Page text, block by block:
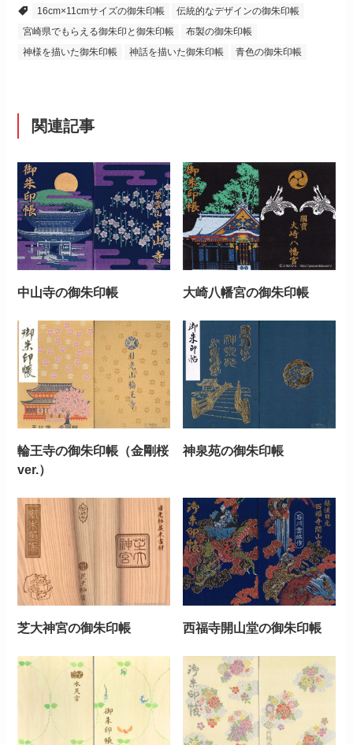
16cm×11cmサイズの御朱印帳
伝統的なデザインの御朱印帳
宮崎県でもらえる御朱印と御朱印帳
布製の御朱印帳
神様を描いた御朱印帳
神話を描いた御朱印帳 青色の御朱印帳
関連記事
中山寺の御朱印帳 大崎八幡宮の御朱印帳
輪王寺の御朱印帳（金剛桜
ver.）
神泉苑の御朱印帳
芝大神宮の御朱印帳 西福寺開山堂の御朱印帳